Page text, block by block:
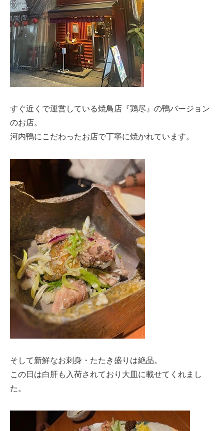
すぐ近くで運営している焼鳥店『鶏尽』の鴨バージョン
のお店。
河内鴨にこだわったお店で丁寧に焼かれています。
そして新鮮なお刺身・たたき盛りは絶品。
この日は白肝も入荷されており大皿に載せてくれまし
た。